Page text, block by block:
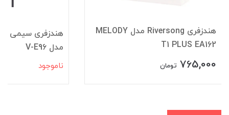
هندزفری Riversong مدل MELODY
T1 PLUS EA162
765,000 تومان
مدل V-E96
ناموجود